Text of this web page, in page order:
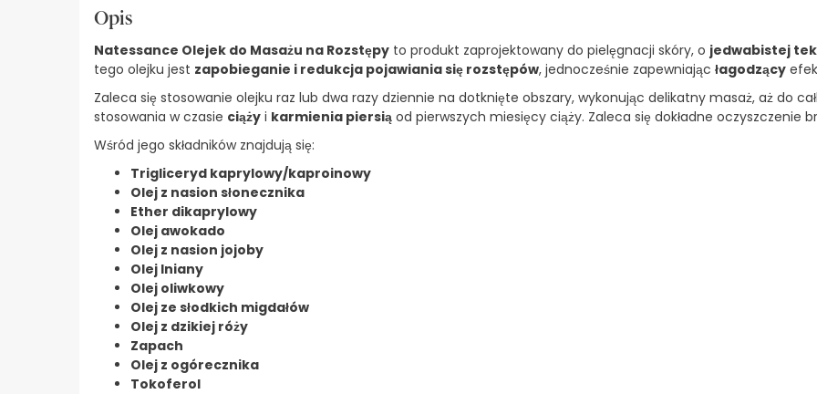
Opis
Natessance Olejek do Masażu na Rozstępy to produkt zaprojektowany do pielęgnacji skóry, o jedwabistej
tego olejku jest zapobieganie i redukcja pojawiania się rozstępów, jednocześnie zapewniając łagodzący
Zaleca się stosowanie olejku raz lub dwa razy dziennie na dotknięte obszary, wykonując delikatny masaż, aż do
stosowania w czasie ciąży i karmienia piersią od pierwszych miesięcy ciąży. Zaleca się dokładne oczyszczenie
Wśród jego składników znajdują się:
Trigliceryd kaprylowy/kaproinowy
Olej z nasion słonecznika
Ether dikaprylowy
Olej awokado
Olej z nasion jojoby
Olej lniany
Olej oliwkowy
Olej ze słodkich migdałów
Olej z dzikiej róży
Zapach
Olej z ogórecznika
Tokoferol